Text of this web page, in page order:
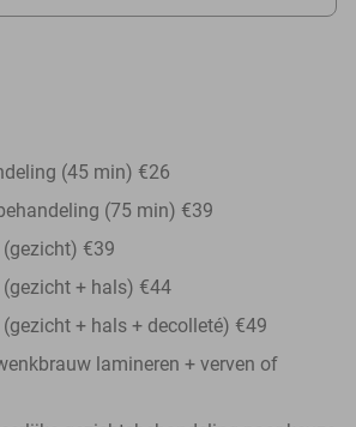
(45 min) €26
(75 min) €39
€39
+ hals) €44
+ hals + decolleté) €49
lamineren + verven of